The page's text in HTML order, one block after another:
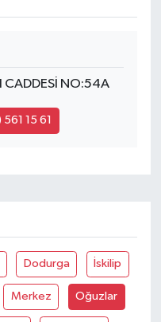
CADDESİ NO:54A
15 61
Dodurga İskilip
Merkez Oğuzlar